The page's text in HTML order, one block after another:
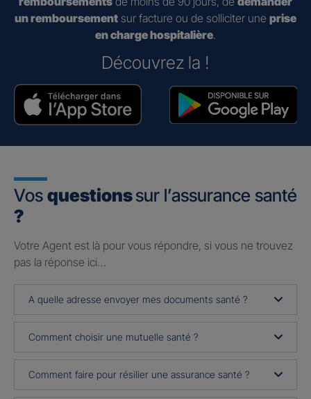
un remboursement sur facture ou de solliciter une prise
en charge hospitalière.
Découvrez la !
Vos questionssur l’assurance santé
?
Votre Agent est là pour vous répondre, si vous ne trouvez
pas la réponse ici…
A quelle adresse envoyer mes documents santé ?
Comment choisir une mutuelle santé ?
Comment faire pour résilier une assurance santé ?